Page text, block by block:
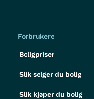
Forbrukere
Boligpriser
Slik selger du bolig
Slik kjøper du bolig